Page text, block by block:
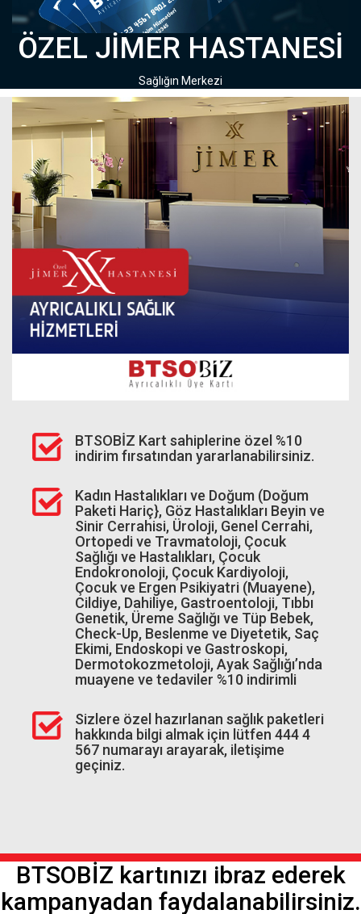
ÖZEL JİMER HASTANESİ
Sağlığın Merkezi
BTSOBİZ Kart sahiplerine özel %10
indirim fırsatından yararlanabilirsiniz.
Kadın Hastalıkları ve Doğum (Doğum
Paketi Hariç}, Göz Hastalıkları Beyin ve
Sinir Cerrahisi, Üroloji, Genel Cerrahi,
Ortopedi ve Travmatoloji, Çocuk
Sağlığı ve Hastalıkları, Çocuk
Endokronoloji, Çocuk Kardiyoloji,
Çocuk ve Ergen Psikiyatri (Muayene),
Cildiye, Dahiliye, Gastroentoloji, Tıbbı
Genetik, Üreme Sağlığı ve Tüp Bebek,
Check-Up, Beslenme ve Diyetetik, Saç
Ekimi, Endoskopi ve Gastroskopi,
Dermotokozmetoloji, Ayak Sağlığı’nda
muayene ve tedaviler %10 indirimli
Sizlere özel hazırlanan sağlık paketleri
hakkında bilgi almak için lütfen 444 4
567 numarayı arayarak, iletişime
geçiniz.
BTSOBİZ kartınızı ibraz ederek
kampanyadan faydalanabilirsiniz.